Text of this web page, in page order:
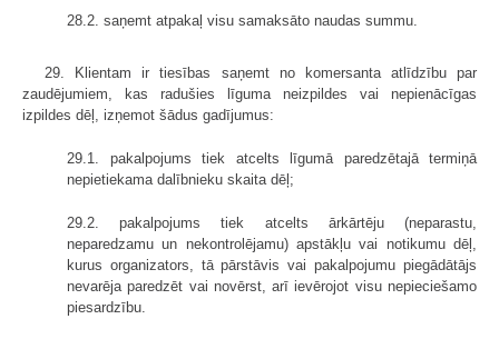
28.2. saņemt atpakaļ visu samaksāto naudas summu.
29. Klientam ir tiesības saņemt no komersanta atlīdzību par
zaudējumiem, kas radušies līguma neizpildes vai nepienācīgas
izpildes dēļ, izņemot šādus gadījumus:
29.1. pakalpojums tiek atcelts līgumā paredzētajā termiņā
nepietiekama dalībnieku skaita dēļ;
29.2. pakalpojums tiek atcelts ārkārtēju (neparastu,
neparedzamu un nekontrolējamu) apstākļu vai notikumu dēļ,
kurus organizators, tā pārstāvis vai pakalpojumu piegādātājs
nevarēja paredzēt vai novērst, arī ievērojot visu nepieciešamo
piesardzību.